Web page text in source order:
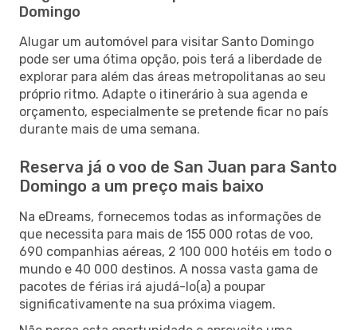
Domingo
Alugar um automóvel para visitar Santo Domingo
pode ser uma ótima opção, pois terá a liberdade de
explorar para além das áreas metropolitanas ao seu
próprio ritmo. Adapte o itinerário à sua agenda e
orçamento, especialmente se pretende ficar no país
durante mais de uma semana.
Reserva já o voo de San Juan para Santo
Domingo a um preço mais baixo
Na eDreams, fornecemos todas as informações de
que necessita para mais de 155 000 rotas de voo,
690 companhias aéreas, 2 100 000 hotéis em todo o
mundo e 40 000 destinos. A nossa vasta gama de
pacotes de férias irá ajudá-lo(a) a poupar
significativamente na sua próxima viagem.